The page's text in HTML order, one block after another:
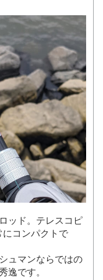
ッド。テレスコピ
にコンパクトで
ュマンならではの
逸です。